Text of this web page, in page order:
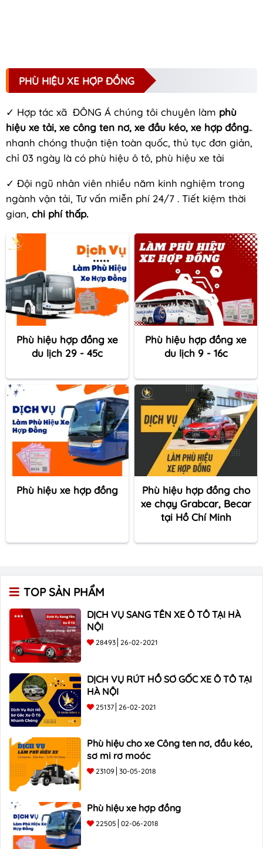
PHÙ HIỆU XE HỢP ĐỒNG
✓ Hợp tác xã ĐÔNG Á chúng tôi chuyên làm phù
hiệu xe tải, xe công ten nơ, xe đầu kéo, xe hợp đồng..
nhanh chóng thuận tiện toàn quốc, thủ tục đơn giản,
chỉ 03 ngày là có phù hiệu ô tô, phù hiệu xe tải
✓ Đội ngũ nhân viên nhiều năm kinh nghiệm trong
ngành vận tải, Tư vấn miễn phí 24/7 . Tiết kiệm thời
gian, chi phí thấp.
Phù hiệu hợp đồng xe
du lịch 29 - 45c
Phù hiệu hợp đồng xe
du lịch 9 - 16c
Phù hiệu xe hợp đồng
Phù hiệu hợp đồng cho
xe chạy Grabcar, Becar
tại Hồ Chí Minh
TOP SẢN PHẨM
DỊCH VỤ SANG TÊN XE Ô TÔ TẠI HÀ
NỘI
28493 26-02-2021
DỊCH VỤ RÚT HỒ SƠ GỐC XE Ô TÔ TẠI
HÀ NỘI
25137 26-02-2021
Phù hiệu cho xe Công ten nơ, đầu kéo,
sơ mi rơ moóc
23109 30-05-2018
Phù hiệu xe hợp đồng
22505 02-06-2018